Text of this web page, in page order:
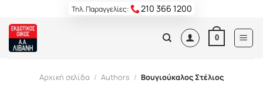
content
Τηλ. Παραγγελίες: 210 366 1200
0
Αρχική σελίδα / Authors / Βουγιούκαλος Στέλιος